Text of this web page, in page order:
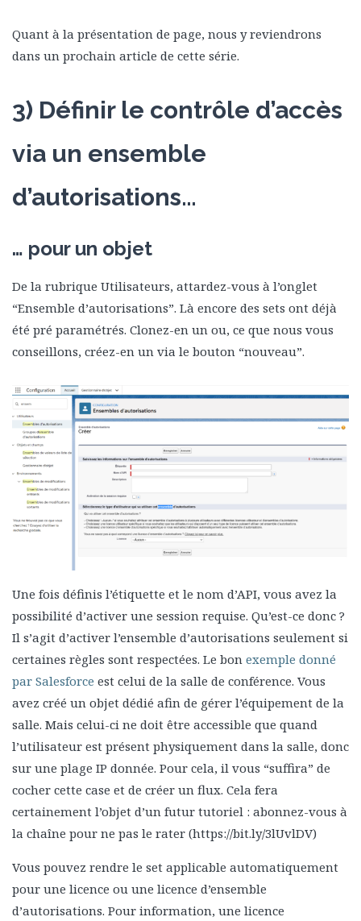
Quant à la présentation de page, nous y reviendrons
dans un prochain article de cette série.
3) Définir le contrôle d’accès
via un ensemble
d’autorisations…
… pour un objet
De la rubrique Utilisateurs, attardez-vous à l’onglet
“Ensemble d’autorisations”. Là encore des sets ont déjà
été pré paramétrés. Clonez-en un ou, ce que nous vous
conseillons, créez-en un via le bouton “nouveau”.
Une fois définis l’étiquette et le nom d’API, vous avez la
possibilité d’activer une session requise. Qu’est-ce donc ?
Il s’agit d’activer l’ensemble d’autorisations seulement si
certaines règles sont respectées. Le bon exemple donné
par Salesforce est celui de la salle de conférence. Vous
avez créé un objet dédié afin de gérer l’équipement de la
salle. Mais celui-ci ne doit être accessible que quand
l’utilisateur est présent physiquement dans la salle, donc
sur une plage IP donnée. Pour cela, il vous “suffira” de
cocher cette case et de créer un flux. Cela fera
certainement l’objet d’un futur tutoriel : abonnez-vous à
la chaîne pour ne pas le rater (https://bit.ly/3lUvlDV)
Vous pouvez rendre le set applicable automatiquement
pour une licence ou une licence d’ensemble
d’autorisations. Pour information, une licence